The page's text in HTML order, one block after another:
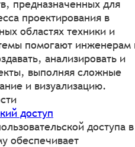
предназначенных для
проектирования в
областях техники и
помогают инженерам
анализировать и
выполняя сложные
и визуализацию.
доступ
доступа в
обеспечивает